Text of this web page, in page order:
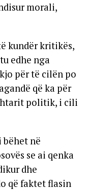
morali,
kundër kritikës,
edhe nga
për të cilën po
që ka për
politik, i cili
bëhet në
se ai qenka
dhe
që faktet flasin